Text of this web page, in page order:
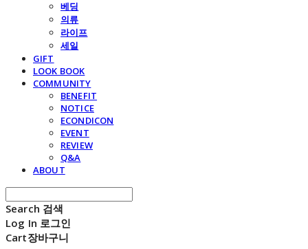
베딩
의류
라이프
세일
GIFT
LOOK BOOK
COMMUNITY
BENEFIT
NOTICE
ECONDICON
EVENT
REVIEW
Q&A
ABOUT
Search 검색
Log In 로그인
Cart장바구니